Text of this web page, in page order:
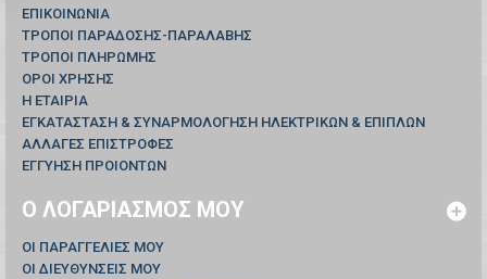
ΕΠΙΚΟΙΝΩΝΊΑ
ΤΡΟΠΟΙ ΠΑΡΑΔΟΣΗΣ-ΠΑΡΑΛΑΒΗΣ
ΤΡΟΠΟΙ ΠΛΗΡΩΜΗΣ
ΟΡΟΙ ΧΡΗΣΗΣ
Η ΕΤΑΙΡΙΑ
ΕΓΚΑΤΑΣΤΑΣΗ & ΣΥΝΑΡΜΟΛΟΓΗΣΗ ΗΛΕΚΤΡΙΚΩΝ & ΕΠΙΠΛΩΝ
ΑΛΛΑΓΕΣ ΕΠΙΣΤΡΟΦΕΣ
ΕΓΓΥΗΣΗ ΠΡΟΙΟΝΤΩΝ
Ο ΛΟΓΑΡΙΑΣΜΌΣ ΜΟΥ
ΟΙ ΠΑΡΑΓΓΕΛΊΕΣ ΜΟΥ
ΟΙ ΔΙΕΥΘΎΝΣΕΙΣ ΜΟΥ